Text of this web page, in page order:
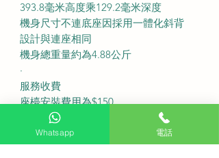
393.8毫米高度乘129.2毫米深度
機身尺寸不連底座因採用一體化斜背
設計與連座相同
機身總重量約為4.88公斤
·
服務收費
座檯安裝費用為$150
送貨費用為$200
偏遠地區送貨或需額外收取附加費
固定式掛牆安裝費用為$500
Whatsapp 電話